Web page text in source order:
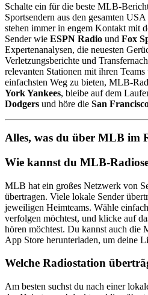
Schalte ein für die beste MLB-
Sportsendern aus den gesamten
stehen immer in engem Kontakt mit
Sender wie ESPN Radio und Fox
Expertenanalysen, die neuesten
Verletzungsberichte und
relevanten Stationen mit ihren
einfachsten Weg zu bieten, MLB-
York Yankees, bleibe auf dem
Dodgers und höre die San
Alles, was du über MLB im
Wie kannst du MLB-
MLB hat ein großes Netzwerk von
übertragen. Viele lokale Sender
jeweiligen Heimteams. Wähle
verfolgen möchtest, und klicke auf
hören möchtest. Du kannst auch
App Store herunterladen, um deine
Welche Radiostation
Am besten suchst du nach einer